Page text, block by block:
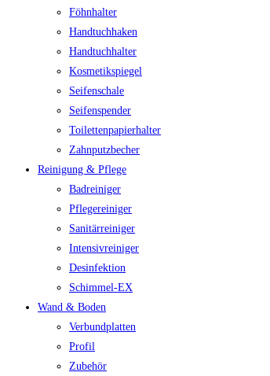
Föhnhalter
Handtuchhaken
Handtuchhalter
Kosmetikspiegel
Seifenschale
Seifenspender
Toilettenpapierhalter
Zahnputzbecher
Reinigung & Pflege
Badreiniger
Pflegereiniger
Sanitärreiniger
Intensivreiniger
Desinfektion
Schimmel-EX
Wand & Boden
Verbundplatten
Profil
Zubehör